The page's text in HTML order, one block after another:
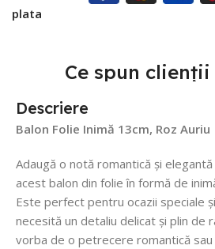
plata
Ce spun
Descriere
Balon Folie Inimă 13cm, Roz Auriu
Adaugă o notă romantică și
acest balon din folie în formă de
Este perfect pentru ocazii speciale
necesită un detaliu delicat și plin de
vorba de o petrecere romantică